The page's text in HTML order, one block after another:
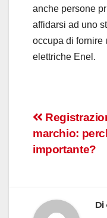
anche persone
affidarsi ad uno
occupa di fornire
elettriche Enel.
articoli
marchio:
importante?
Di